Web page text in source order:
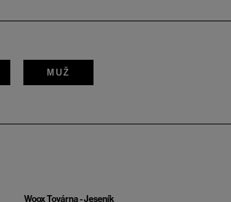
MUŽ
Woox Továrna - Jeseník